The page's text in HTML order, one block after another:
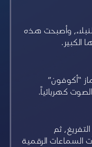
وأصبحت هذه
الكبير.
“أكوفون”
كهربائياً.
ثم
السماعات الرقمية